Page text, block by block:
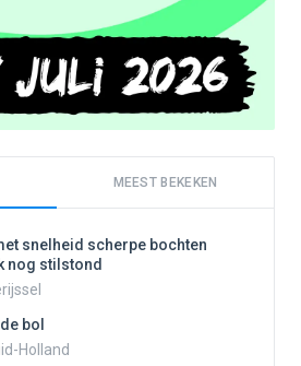
MEEST BEKEKEN
snelheid scherpe bochten
nog stilstond
bol
Holland